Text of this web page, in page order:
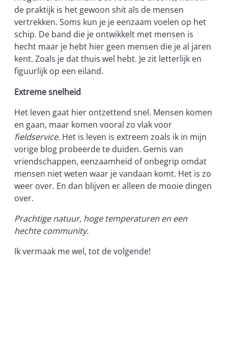
de praktijk is het gewoon shit als de mensen
vertrekken. Soms kun je je eenzaam voelen op het
schip. De band die je ontwikkelt met mensen is
hecht maar je hebt hier geen mensen die je al jaren
kent. Zoals je dat thuis wel hebt. Je zit letterlijk en
figuurlijk op een eiland.
Extreme snelheid
Het leven gaat hier ontzettend snel. Mensen komen
en gaan, maar komen vooral zo vlak voor
fieldservice. Het is leven is extreem zoals ik in mijn
vorige blog probeerde te duiden. Gemis van
vriendschappen, eenzaamheid of onbegrip omdat
mensen niet weten waar je vandaan komt. Het is zo
weer over. En dan blijven er alleen de mooie dingen
over.
Prachtige natuur, hoge temperaturen en een
hechte community.
Ik vermaak me wel, tot de volgende!